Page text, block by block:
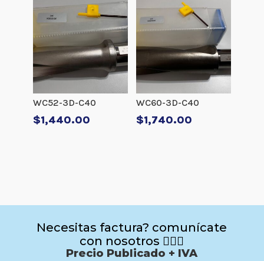
WC52-3D-C40
$1,440.00
WC60-3D-C40
$1,740.00
Necesitas factura? comunícate
con nosotros 🙋🏻‍♂️
Precio Publicado + IVA